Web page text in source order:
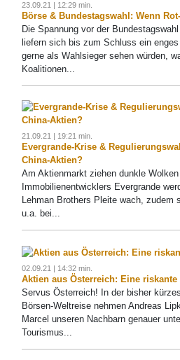
23.09.21 | 12:29 min.
Börse & Bundestagswahl: Wenn
Die Spannung vor der
liefern sich bis zum Schluss ein
gerne als Wahlsieger sehen würden,
Koalitionen...
21.09.21 | 19:21 min.
Evergrande-Krise &
China-Aktien?
Am Aktienmarkt ziehen dunkle
Immobilienentwicklers Evergrande
Lehman Brothers Pleite wach, zudem
u.a. bei...
02.09.21 | 14:32 min.
Aktien aus Österreich: Eine
Servus Österreich! In der bisher
Börsen-Weltreise nehmen Andreas
Marcel unseren Nachbarn genauer
Tourismus...